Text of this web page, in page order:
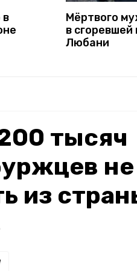
в
Мёртвого
в сгоревшей
Любани
тысяч
не
из